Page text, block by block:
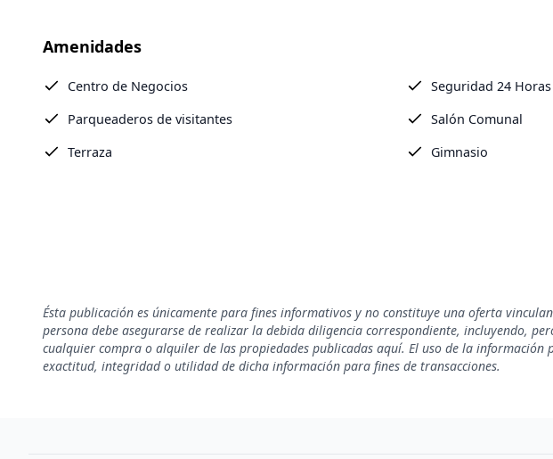
Amenidades
Centro de Negocios Seguridad 24 Horas
Parqueaderos de visitantes
Salón Comunal
Terraza
Gimnasio
Ésta publicación es únicamente para fines informativos y no constituye una oferta
persona debe asegurarse de realizar la debida diligencia correspondiente, incluyendo,
cualquier compra o alquiler de las propiedades publicadas aquí. El uso de la
exactitud, integridad o utilidad de dicha información para fines de transacciones.